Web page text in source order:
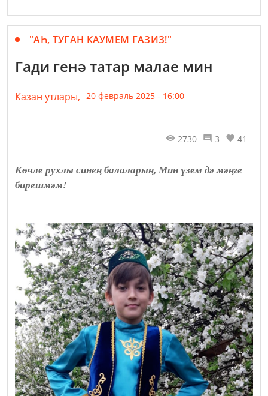
"АҺ, ТУГАН КАУМЕМ ГАЗИЗ!"
Гади генә татар малае мин
Казан утлары, 20 февраль 2025 - 16:00
2730 3 41
Көчле рухлы синең балаларың, Мин үзем дә мәңге
бирешмәм!